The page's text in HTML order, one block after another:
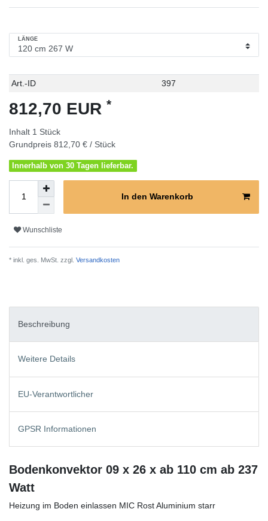
LÄNGE
Technisches
Wert
Art.-ID 397
812,70 EUR *
Inhalt 1 Stück
Grundpreis 812,70 € / Stück
Innerhalb von 30 Tagen lieferbar.
In den Warenkorb
Wunschliste
* inkl. ges. MwSt. zzgl. Versandkosten
Beschreibung
Weitere Details
EU-Verantwortlicher
GPSR Informationen
Bodenkonvektor 09 x 26 x ab 110 cm ab 237
Watt
Heizung im Boden einlassen MIC Rost Aluminium starr